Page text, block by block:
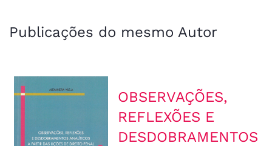
Publicações do mesmo Autor
OBSERVAÇÕES,
REFLEXÕES E
DESDOBRAMENTOS